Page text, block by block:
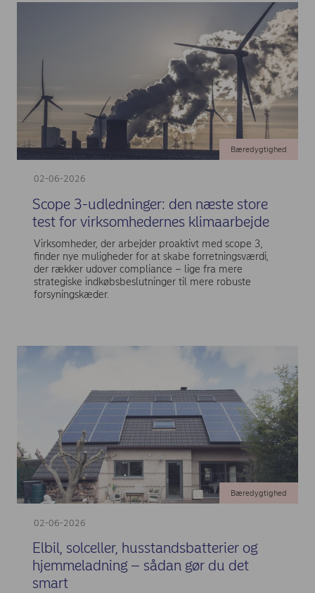
02-06-2026
Bæredygtighed
Scope 3-udledninger: den næste store
test for virksomhedernes klimaarbejde
Virksomheder, der arbejder proaktivt med scope 3,
finder nye muligheder for at skabe forretningsværdi,
der rækker udover compliance – lige fra mere
strategiske indkøbsbeslutninger til mere robuste
forsyningskæder.
02-06-2026
Bæredygtighed
Elbil, solceller, husstandsbatterier og
hjemmeladning – sådan gør du det
smart